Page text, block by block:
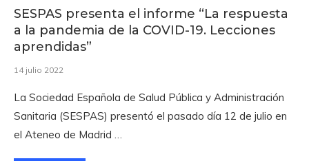
SESPAS presenta el informe “La respuesta
a la pandemia de la COVID-19. Lecciones
aprendidas”
14 julio 2022
La Sociedad Española de Salud Pública y Administración
Sanitaria (SESPAS) presentó el pasado día 12 de julio en
el Ateneo de Madrid …